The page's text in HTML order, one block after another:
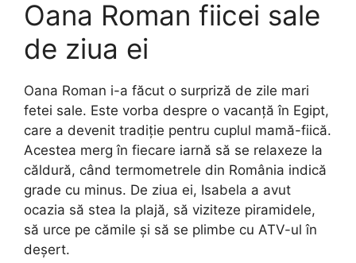
Oana Roman fiicei sale
de ziua ei
Oana Roman i-a făcut o surpriză de zile mari
fetei sale. Este vorba despre o vacanță în Egipt,
care a devenit tradiție pentru cuplul mamă-fiică.
Acestea merg în fiecare iarnă să se relaxeze la
căldură, când termometrele din România indică
grade cu minus. De ziua ei, Isabela a avut
ocazia să stea la plajă, să viziteze piramidele,
să urce pe cămile și să se plimbe cu ATV-ul în
deșert.